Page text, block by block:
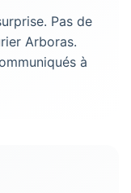
Pas de
Arboras.
à